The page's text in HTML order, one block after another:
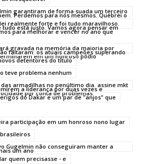
garantiram de forma suada um terceiro
Perdemos para nós mesmos. Quebrei o
realmente forte e foi tudo maravilhoso.
está justo. Vamos agora pensar em
para melhorar e vencer no ano que
gravada na memória da maioria por
faltaram: os atuais campeões superando
em um honroso pódio
detentores do título
teve problema nenhum
armadilhas no penúltimo dia. assine mkt
a liderança por duas vezes e
por conta de problemas
do Dakar e um par de "anjos" que
participação em um honroso nono lugar
Gugelmin não conseguiram manter a
um ano
quem precisasse - e